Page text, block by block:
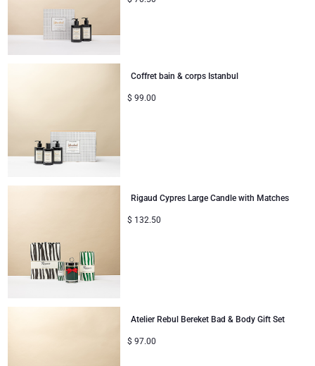
Coffret bain & corps Istanbul
$ 99.00
Rigaud Cypres Large Candle with Matches
$ 132.50
Atelier Rebul Bereket Bad & Body Gift Set
$ 97.00